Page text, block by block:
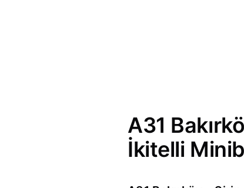
A31
İkitelli